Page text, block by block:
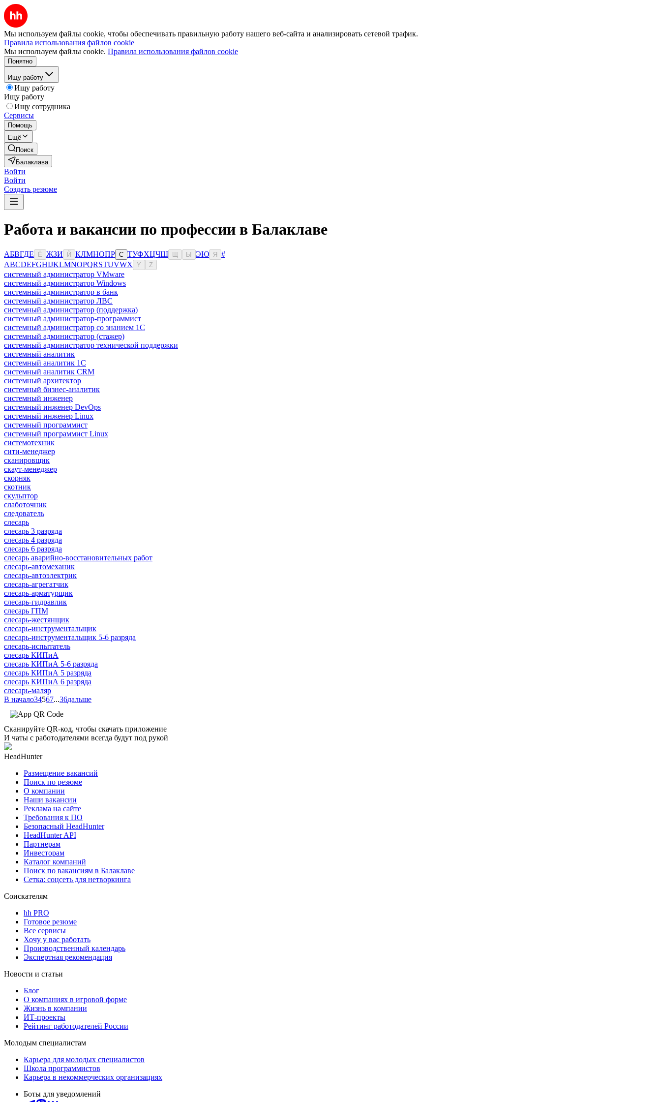
Мы используем файлы cookie, чтобы обеспечивать правильную работу нашего веб-сайта и анализировать сетевой трафик.
Правила использования файлов cookie
Мы используем файлы cookie. Правила использования файлов cookie
Понятно
Ищу работу
Ищу работу
Ищу работу
Ищу сотрудника
Сервисы
Помощь
Ещё
Поиск
Балаклава
Войти
Войти
Создать резюме
Работа и вакансии по профессии в Балаклаве
АБВГДЕ Ё ЖЗИ Й КЛМНОПР С ТУФХЦЧШ Ы ЭЮ Я
#
ABCDEFGHIJKLMNOPQRSTUVWX Y Z
системный администратор VMware
системный администратор Windows
системный администратор в банк
системный администратор ЛВС
системный администратор (поддержка)
системный администратор-программист
системный администратор со знанием 1С
системный администратор (стажер)
системный администратор технической поддержки
системный аналитик
системный аналитик 1С
системный аналитик CRM
системный архитектор
системный бизнес-аналитик
системный инженер
системный инженер DevOps
системный инженер Linux
системный программист
системный программист Linux
системотехник
сити-менеджер
сканировщик
скаут-менеджер
скорняк
скотник
скульптор
слаботочник
следователь
слесарь
слесарь 3 разряда
слесарь 4 разряда
слесарь 6 разряда
слесарь аварийно-восстановительных работ
слесарь-автомеханик
слесарь-автоэлектрик
слесарь-агрегатчик
слесарь-арматурщик
слесарь-гидравлик
слесарь ГПМ
слесарь-жестянщик
слесарь-инструментальщик
слесарь-инструментальщик 5-6 разряда
слесарь-испытатель
слесарь КИПиА
слесарь КИПиА 5-6 разряда
слесарь КИПиА 5 разряда
слесарь КИПиА 6 разряда
слесарь-маляр
В начало34567...36дальше
Сканируйте QR-код, чтобы скачать приложение
И чаты с работодателями всегда будут под рукой
HeadHunter
Размещение вакансий
Поиск по резюме
О компании
Наши вакансии
Реклама на сайте
Требования к ПО
Безопасный HeadHunter
HeadHunter API
Партнерам
Инвесторам
Каталог компаний
Поиск по вакансиям в Балаклаве
Сетка: соцсеть для нетворкинга
Соискателям
hh PRO
Готовое резюме
Все сервисы
Хочу у вас работать
Производственный календарь
Экспертная рекомендация
Новости и статьи
Блог
О компаниях в игровой форме
Жизнь в компании
ИТ-проекты
Рейтинг работодателей России
Молодым специалистам
Карьера для молодых специалистов
Школа программистов
Карьера в некоммерческих организациях
Боты для уведомлений